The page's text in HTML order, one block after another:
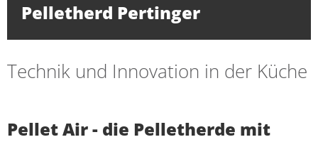
Pelletherd Pertinger
Technik und Innovation in der Küche
Pellet Air - die Pelletherde mit